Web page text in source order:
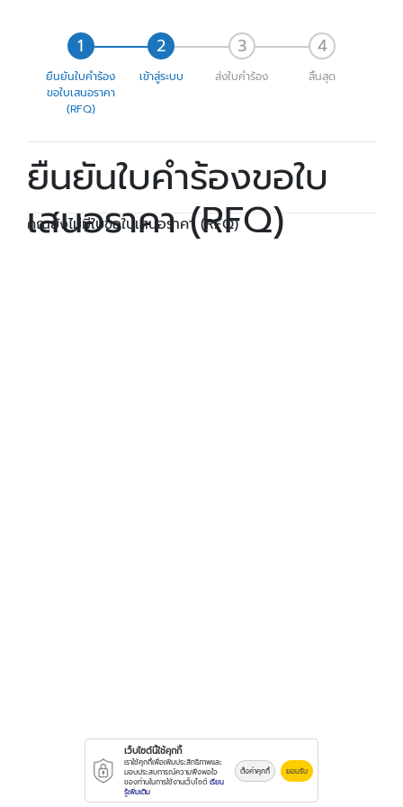
ยืนยันใบคำร้อง
ขอใบเสนอราคา
(RFQ)
เข้าสู่ระบบ ส่งใบคำร้อง สิ้นสุด
ยืนยันใบคำร้องขอใบ
เสนอราคา (RFQ)
คุณยังไม่มีใบขอใบเสนอราคา (RFQ)
เว็บไซต์นี้ใช้คุกกี้
เราใช้คุกกี้เพื่อเพิ่มประสิทธิภาพและ
มอบประสบการณ์ความพึงพอใจ
ของท่านในการใช้งานเว็บไซต์ เรียน
รู้เพิ่มเติม
ตั้งค่าคุกกี้ ยอมรับ